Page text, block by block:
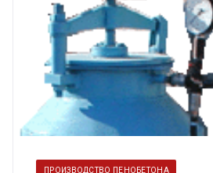
ПРОИЗВОДСТВО ПЕНОБЕТОНА